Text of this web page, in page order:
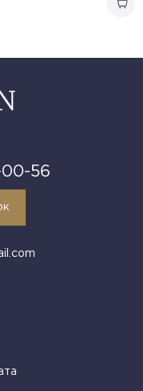
56